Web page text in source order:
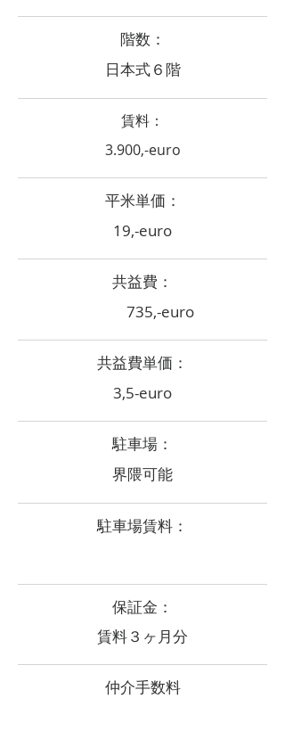
階数：
日本式６階
賃料：
3.900,-euro
​平米単価：
19,-euro
共益費：
735,-euro
共益費単価：
3,5-euro
​駐車場：
界隈可能
​駐車場賃料：
​保証金：
賃料３ヶ月分
​仲介手数料